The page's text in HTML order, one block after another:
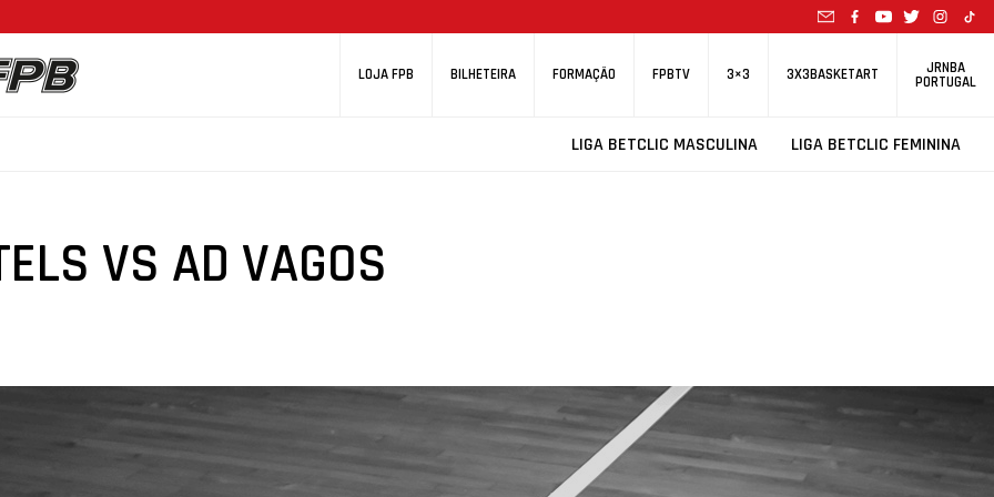
LOJA FPB BILHETEIRA FORMAÇÃO FPBTV 3×3 3X3BASKETART JRNBA
PORTUGAL
LIGA BETCLIC MASCULINA LIGA BETCLIC FEMININA
VS AD VAGOS